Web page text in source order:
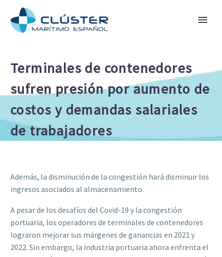
Terminales de contenedores
sufren presión por aumento de
costos y demandas salariales
de trabajadores
Además, la disminución de la congestión hará disminuir los
ingresos asociados al almacenamiento
A pesar de los desafíos del Covid-19 y la congestión
portuaria, los operadores de terminales de contenedores
lograron mejorar sus márgenes de ganancias en 2021 y
2022. Sin embargo, la industria portuaria ahora enfrenta el